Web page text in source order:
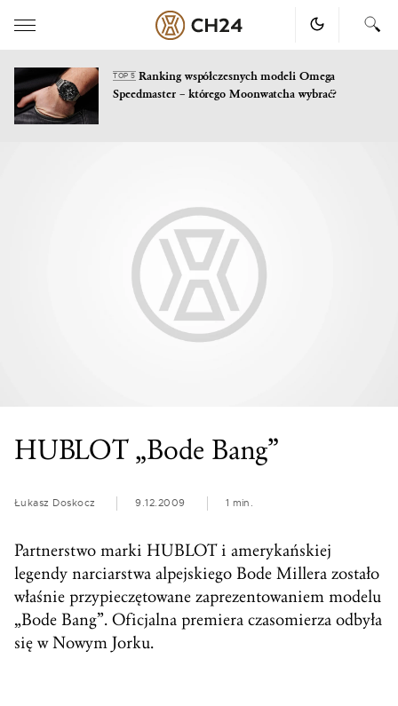
TOP 5Ranking współczesnych modeli Omega
Speedmaster – którego Moonwatcha wybrać?
HUBLOT „Bode Bang”
Łukasz Doskocz 9.12.2009 1 min.
Partnerstwo marki HUBLOT i amerykańskiej
legendy narciarstwa alpejskiego Bode Millera zostało
właśnie przypieczętowane zaprezentowaniem modelu
„Bode Bang”. Oficjalna premiera czasomierza odbyła
się w Nowym Jorku.